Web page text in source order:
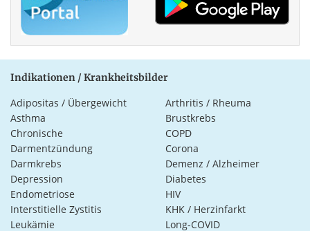
Indikationen / Krankheitsbilder
Adipositas / Übergewicht
Arthritis / Rheuma
Asthma
Brustkrebs
Chronische
Darmentzündung
COPD
Corona
Darmkrebs
Demenz / Alzheimer
Depression
Diabetes
Endometriose
HIV
Interstitielle Zystitis
KHK / Herzinfarkt
Leukämie
Long-COVID